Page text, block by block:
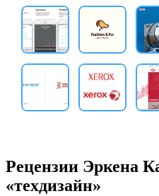
Рецензии Эркена
«техдизайн»